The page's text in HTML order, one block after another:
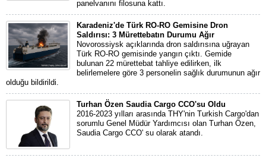
panelvanını filosuna kattı.
Karadeniz'de Türk RO-RO Gemisine Dron
Saldırısı: 3 Mürettebatın Durumu Ağır
Novorossiysk açıklarında dron saldırısına uğrayan
Türk RO-RO gemisinde yangın çıktı. Gemide
bulunan 22 mürettebat tahliye edilirken, ilk
belirlemelere göre 3 personelin sağlık durumunun ağır
olduğu bildirildi.
Turhan Özen Saudia Cargo CCO'su Oldu
2016-2023 yılları arasında THY'nin Turkish Cargo'dan
sorumlu Genel Müdür Yardımcısı olan Turhan Özen,
Saudia Cargo CCO' su olarak atandı.